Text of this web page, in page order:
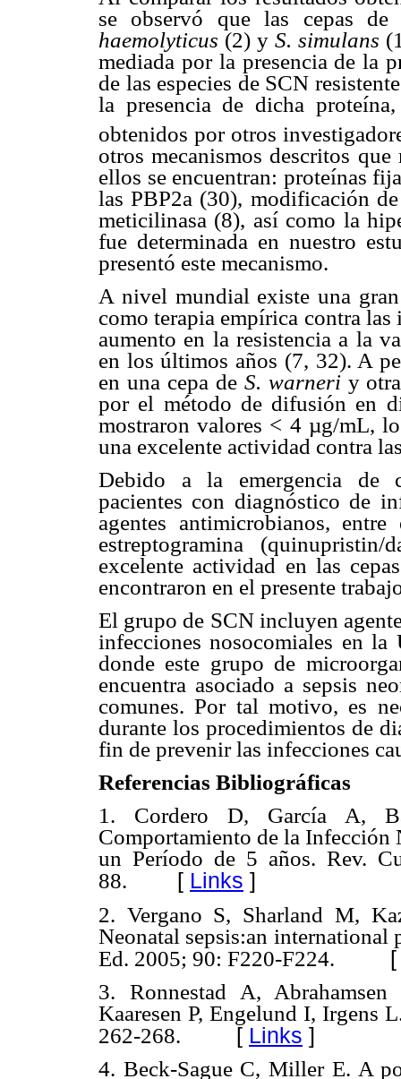
se observó que las cepas
haemolyticus (2) yS. simulans
mediada por la presencia de la
de las especies de SCN
la presencia de dicha
obtenidos por otros
otros mecanismos descritos
ellos se encuentran: proteínas
las PBP2a (30), modificación
meticilinasa (8), así como la
fue determinada en nuestro
presentó este mecanismo.
A nivel mundial existe una
como terapia empírica contra
aumento en la resistencia a la
en los últimos años (7, 32). A
en una cepa de S. warneriy
por el método de difusión en
mostraron valores < 4 µg/mL,
una excelente actividad contra
Debido a la emergencia de
pacientes con diagnóstico de
agentes antimicrobianos,
estreptogramina
excelente actividad en las
encontraron en el presente
El grupo de SCN incluyen
infecciones nosocomiales en
donde este grupo de
encuentra asociado a sepsis
comunes. Por tal motivo, es
durante los procedimientos de
fin de prevenir las infecciones
Referencias Bibliográficas
1.
Cordero D, García A,
Comportamiento de la Infección
un Período de 5 años. Rev.
88. [ Links ]
2. Vergano S, Sharland M,
Neonatal sepsis:an
Ed. 2005; 90: F220-F224.
3.
Ronnestad A,
Kaaresen P, Engelund I, Irgens
262-268.
[ Links ]
4. Beck-Sague C, Miller E. A